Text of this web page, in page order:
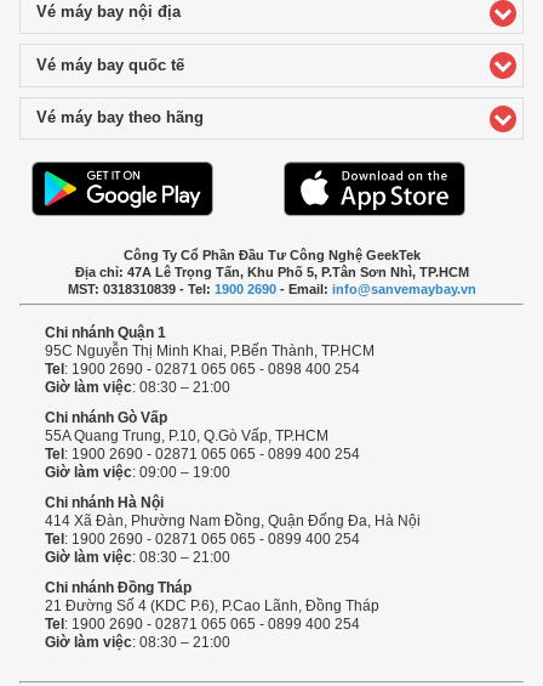
Vé máy bay nội địaclick to expand contents
Vé máy bay quốc tếclick to expand contents
Vé máy bay theo hãng
Công Ty Cổ Phần Đầu Tư Công Nghệ GeekTek
Địa chỉ: 47A Lê Trọng Tấn, Khu Phố 5, P.Tân Sơn Nhì, TP.HCM
MST: 0318310839 - Tel: 1900 2690- Email: info@sanvemaybay.vn
Chi nhánh Quận 1
95C Nguyễn Thị Minh Khai, P.Bến Thành, TP.HCM
Tel: 1900 2690 - 02871 065 065 - 0898 400 254
Giờ làm việc: 08:30 – 21:00
Chi nhánh Gò Vấp
55A Quang Trung, P.10, Q.Gò Vấp, TP.HCM
Tel: 1900 2690 - 02871 065 065 - 0899 400 254
Giờ làm việc: 09:00 – 19:00
Chi nhánh Hà Nội
414 Xã Đàn, Phường Nam Đồng, Quận Đống Đa, Hà Nội
Tel: 1900 2690 - 02871 065 065 - 0899 400 254
Giờ làm việc: 08:30 – 21:00
Chi nhánh Đồng Tháp
21 Đường Số 4 (KDC P.6), P.Cao Lãnh, Đồng Tháp
Tel: 1900 2690 - 02871 065 065 - 0899 400 254
Giờ làm việc: 08:30 – 21:00